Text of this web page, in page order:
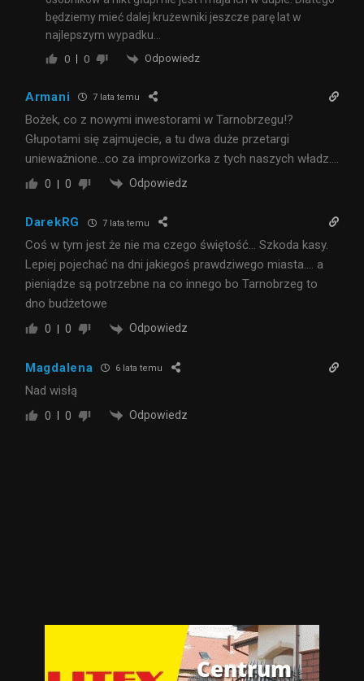
będziemy mieć dalej krużewniki jeszcze parę lat w
najlepszym wypadku…
0 0 Odpowiedz
Armani 7 lata temu
Bożek, co z nowymi inwestorami w Tarnobrzegu!?
Głupotami się zajmujecie, a tu dwa duże przetargi
unieważnione…co za improwizorka z tych naszych władz….
0 0 Odpowiedz
DarekRG 7 lata temu
Coś w tym jest że nie ma czego świętość… Szkoda kasy.
Lepiej pojechać na dni jakiegoś prawdziwego miasta…. a
pieniądze są potrzebne na co innego bo Tarnobrzeg to
dno budżetowe
0 0 Odpowiedz
Magdalena 6 lata temu
Nad wisłą
0 0 Odpowiedz